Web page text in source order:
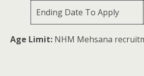
Ending Date To Apply
Age Limit: NHM Mehsana